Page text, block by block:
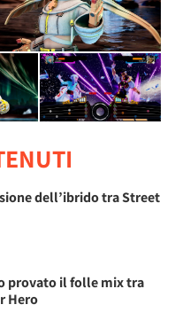
dell’ibrido tra Street
provato il folle mix tra
Hero